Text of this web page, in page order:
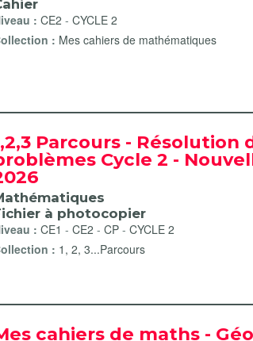
:CE2 -CYCLE 2
: Mes cahiers de mathématiques
Parcours - Résolution
Cycle 2 -
à photocopier
:CE1 -CE2 -CP -CYCLE 2
: 1, 2, 3...Parcours
cahiers de maths -